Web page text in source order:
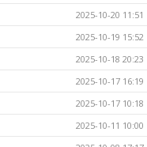
2025-10-20 11:51
2025-10-19 15:52
2025-10-18 20:23
2025-10-17 16:19
2025-10-17 10:18
2025-10-11 10:00